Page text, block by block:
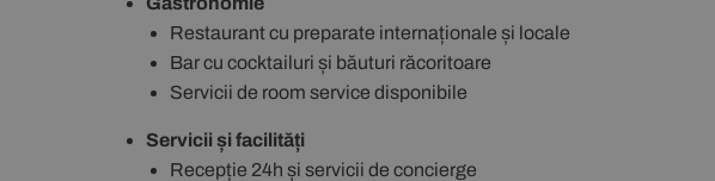
Restaurant cu preparate internaționale și locale
Bar cu cocktailuri și băuturi răcoritoare
Servicii de room service disponibile
Servicii și facilități
Recepție 24h și servicii de concierge